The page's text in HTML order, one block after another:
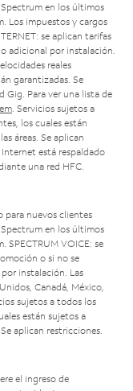
en los últimos
Los impuestos y cargos
se aplican tarifas
adicional por instalación.
reales
garantizadas. Se
Gig. Para ver una lista de
. Servicios sujetos a
los cuales están
áreas. Se aplican
está respaldado
una red HFC.
para nuevos clientes
en los últimos
SPECTRUM VOICE: se
o si no se
instalación. Las
Canadá, México,
sujetos a todos los
están sujetos a
aplican restricciones.
el ingreso de